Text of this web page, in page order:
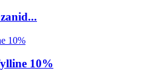
10%